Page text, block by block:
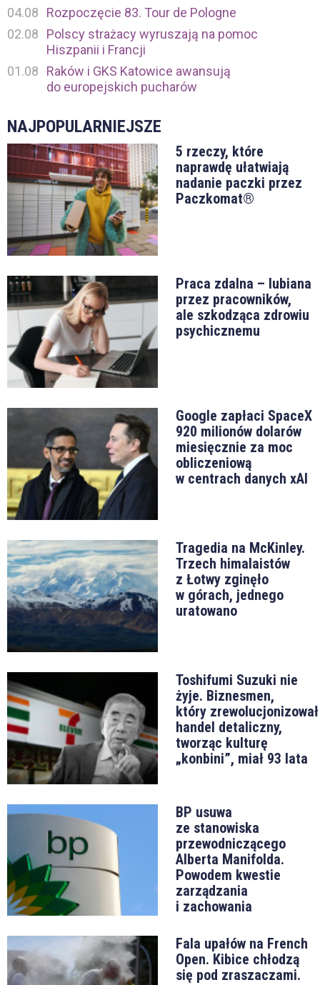
04.08
Rozpoczęcie 83. Tour de Pologne
02.08
Polscy strażacy wyruszają na pomoc
Hiszpanii i Francji
01.08
Raków i GKS Katowice awansują
do europejskich pucharów
NAJPOPULARNIEJSZE
5 rzeczy, które
naprawdę ułatwiają
nadanie paczki przez
Paczkomat®
Praca zdalna – lubiana
przez pracowników,
ale szkodząca zdrowiu
psychicznemu
Google zapłaci SpaceX
920 milionów dolarów
miesięcznie za moc
obliczeniową
w centrach danych xAI
Tragedia na McKinley.
Trzech himalaistów
z Łotwy zginęło
w górach, jednego
uratowano
Toshifumi Suzuki nie
żyje. Biznesmen,
który zrewolucjonizował
handel detaliczny,
tworząc kulturę
„konbini”, miał 93 lata
BP usuwa
ze stanowiska
przewodniczącego
Alberta Manifolda.
Powodem kwestie
zarządzania
i zachowania
Fala upałów na French
Open. Kibice chłodzą
się pod zraszaczami.